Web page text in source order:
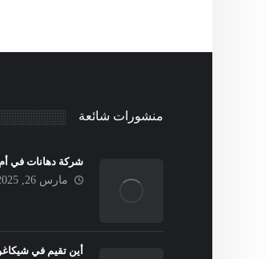
منشورات شائعة
شركة دهانات في أم
مارس 26, 2025
أين تقيم في